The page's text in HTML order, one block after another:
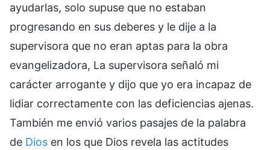
ayudarlas, solo supuse que no estaban
progresando en sus deberes y le dije a la
supervisora que no eran aptas para la obra
evangelizadora, La supervisora señaló mi
carácter arrogante y dijo que yo era incapaz de
lidiar correctamente con las deficiencias ajenas.
También me envió varios pasajes de la palabra
de Dios en los que Dios revela las actitudes